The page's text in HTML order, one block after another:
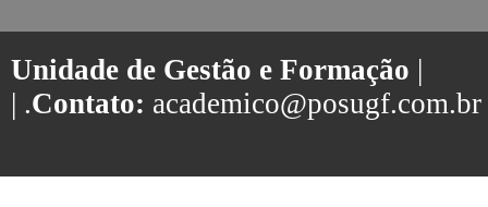
Unidade de Gestão e Formação |
| .Contato: academico@posugf.com.br